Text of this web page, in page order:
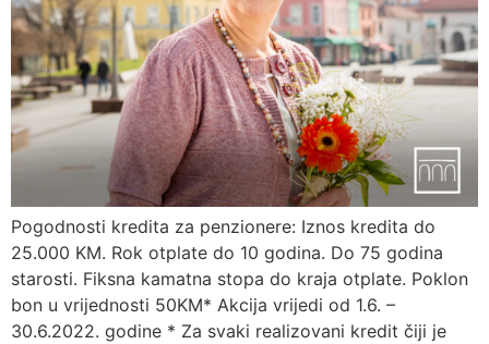
Pogodnosti kredita za penzionere: Iznos kredita do
25.000 KM. Rok otplate do 10 godina. Do 75 godina
starosti. Fiksna kamatna stopa do kraja otplate. Poklon
bon u vrijednosti 50KM* Akcija vrijedi od 1.6. –
30.6.2022. godine * Za svaki realizovani kredit čiji je